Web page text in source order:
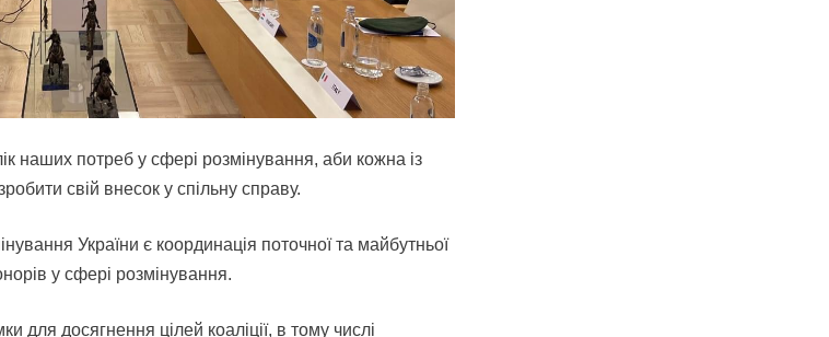
наших потреб у сфері розмінування, аби кожна із
свій внесок у спільну справу.
України є координація поточної та майбутньої
у сфері розмінування.
для досягнення цілей коаліції, в тому числі